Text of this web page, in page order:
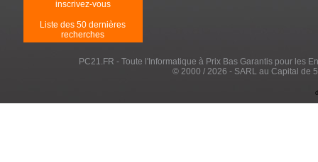
inscrivez-vous
Liste des 50 dernières
recherches
PC21.FR - Toute l'Informatique à Prix Bas Garantis pour les
© 2000 / 2026 - SARL au Capital de